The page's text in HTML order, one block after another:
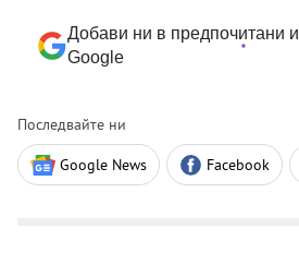
Добави ни в предпочитани
Google
Последвайте ни
Google News Facebook